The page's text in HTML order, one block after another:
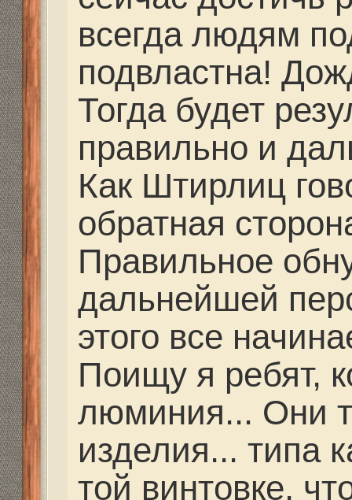
partizan писал(а):
Мастеров, которые
одноклассниках я
другие люди дали
парни тоже делают...
их телефоны...
сам... Где они
работают, я не знаю.
Заярный Алексей
91-05
Гаврилов Андрей 8-
Алан Эрнесто Че 8-
Спасибо за
разобрались.